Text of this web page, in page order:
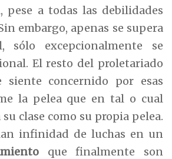
pese a todas las debilidades
embargo, apenas se supera
sólo excepcionalmente se
El resto del proletariado
concernido por esas
la pelea que en tal o cual
clase como su propia pelea.
infinidad de luchas en un
que finalmente son